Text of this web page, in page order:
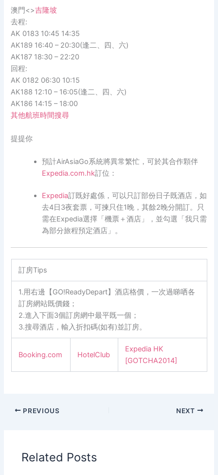
澳門<>吉隆坡
去程:
AK 0183 10:45 14:35
AK189 16:40 – 20:30(逢二、四、六)
AK187 18:30 – 22:20
回程:
AK 0182 06:30 10:15
AK188 12:10 – 16:05(逢二、四、六)
AK186 14:15 – 18:00
其他航班時間搜尋
提提你
預計AirAsiaGo系統將異常繁忙，可於其合作顆伴
Expedia.com.hk訂位：
Expedia訂既好處係，可以只訂部份日子既酒店，如
去4日3夜套票，可揀只住1晚，其餘2晚分開訂。只
需在Expedia選擇「機票＋酒店」，並勾選「我只需
為部分旅程預定酒店」。
訂房Tips
1.用右邊【GO!ReadyDepart】酒店格價，一次過睇哂各
訂房網站既價錢；
2.進入下面3個訂房網中最平既一個；
3.搜尋酒店，輸入折扣碼(如有)並訂房。
Booking.com HotelClub
Expedia HK
[GOTCHA2014]
PREVIOUS NEXT
Related Posts